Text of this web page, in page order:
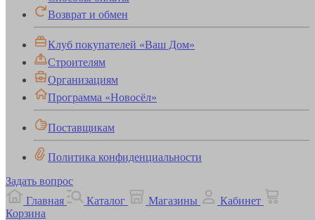
Возврат и обмен
Клуб покупателей «Ваш Дом»
Строителям
Организациям
Программа «Новосёл»
Поставщикам
Политика конфиденциальности
Задать вопрос
Главная
Каталог Магазины
Кабинет
Корзина